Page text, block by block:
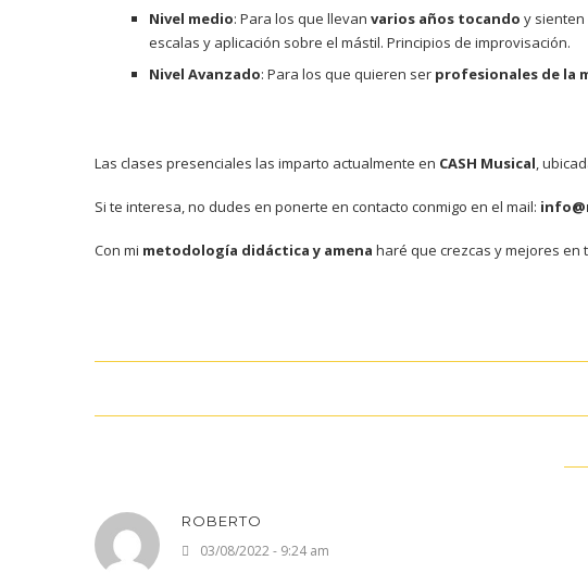
Nivel medio: Para los que llevan varios años tocando y sienten
escalas y aplicación sobre el mástil. Principios de improvisación.
Nivel Avanzado: Para los que quieren ser profesionales de la
Las clases presenciales las imparto actualmente en CASH Musical,
Si te interesa, no dudes en ponerte en contacto conmigo en el mail:
Con mi metodología didáctica y amena haré que crezcas y mejores en
ROBERTO
03/08/2022 - 9:24 am